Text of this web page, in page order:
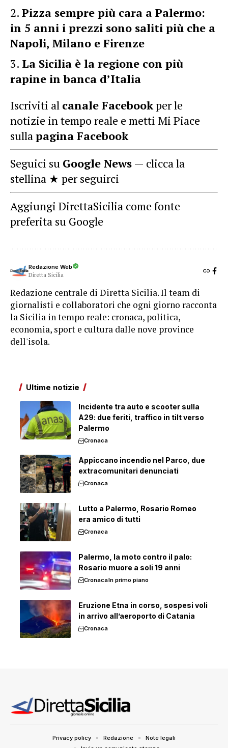
Pizza sempre più cara a Palermo:
in 5 anni i prezzi sono saliti più che a
Napoli, Milano e Firenze
La Sicilia è la regione con più
rapine in banca d’Italia
Iscriviti al canale Facebookper le
notizie in tempo reale e metti Mi Piace
sullapagina Facebook
Seguici su Google News — clicca la
stellina ★ per seguirci
Aggiungi DirettaSicilia come fonte
preferita su Google
Redazione Web
Diretta Sicilia
Redazione centrale di Diretta Sicilia. Il team di
giornalisti e collaboratori che ogni giorno racconta
la Sicilia in tempo reale: cronaca, politica,
economia, sport e cultura dalle nove province
dell'isola.
Ultime notizie
Incidente tra auto e scooter sulla
A29: due feriti, traffico in tilt verso
Palermo
Cronaca
Appiccano incendio nel Parco, due
extracomunitari denunciati
Cronaca
Lutto a Palermo, Rosario Romeo
era amico di tutti
Cronaca
Palermo, la moto contro il palo:
Rosario muore a soli 19 anni
CronacaIn primo piano
Eruzione Etna in corso, sospesi voli
in arrivo all’aeroporto di Catania
Cronaca
Privacy policy Redazione
Note legali